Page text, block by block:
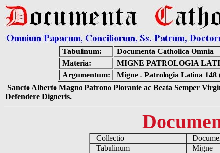
Tabulinum:
Documenta Catholica Omnia
Materia:
MIGNE PATROLOGIA
Argumentum:
Migne - Patrologia Latina 148
Sancto Alberto Magno Patrono Plorante ac Beata Semper
Defendere Digneris.
Collectio
Tabulinum
Migne